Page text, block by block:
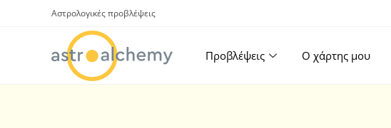
Αστρολογικές προβλέψεις
Προβλέψεις Ο χάρτης μου